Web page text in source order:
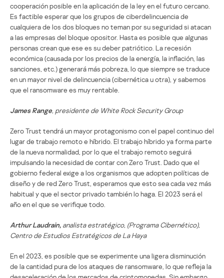
cooperación posible en la aplicación de la ley en el futuro cercano.
Es factible esperar que los grupos de ciberdelincuencia de
cualquiera de los dos bloques no teman por su seguridad si atacan
a las empresas del bloque opositor. Hasta es posible que algunas
personas crean que ese es su deber patriótico. La recesión
económica (causada por los precios de la energía, la inflación, las
sanciones, etc.) generará más pobreza, lo que siempre se traduce
en un mayor nivel de delincuencia (cibernética u otra), y sabemos
que el ransomware es muy rentable.
James Range, presidente de White Rock Security Group
Zero Trust tendrá un mayor protagonismo con el papel continuo del
lugar de trabajo remoto e híbrido. El trabajo híbrido ya forma parte
de la nueva normalidad, por lo que el trabajo remoto seguirá
impulsando la necesidad de contar con Zero Trust. Dado que el
gobierno federal exige a los organismos que adopten políticas de
diseño y de red Zero Trust, esperamos que esto sea cada vez más
habitual y que el sector privado también lo haga. El 2023 será el
año en el que se verifique todo.
Arthur Laudrain, analista estratégico, (Programa Cibernético),
Centro de Estudios Estratégicos de La Haya
En el 2023, es posible que se experimente una ligera disminución
de la cantidad pura de los ataques de ransomware, lo que refleja la